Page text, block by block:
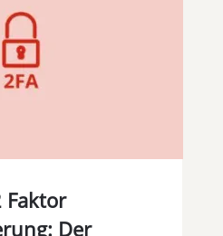
Faktor
Der